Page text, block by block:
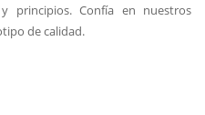
principios. Confía en nuestros
de calidad.